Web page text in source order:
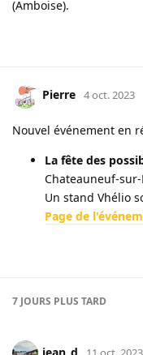
(Amboise).
Pierre 4 oct. 2023
Nouvel événement en
La fête des
Chateauneuf-
Un stand Vhélio
Page de
7 JOURS PLUS TARD